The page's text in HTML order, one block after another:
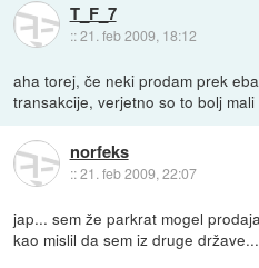
T_F_7
::21. feb 2009, 18:12
aha torej, če neki prodam prek
transakcije, verjetno so to bolj
norfeks
::21. feb 2009, 22:07
jap... sem že parkrat mogel
kao mislil da sem iz druge